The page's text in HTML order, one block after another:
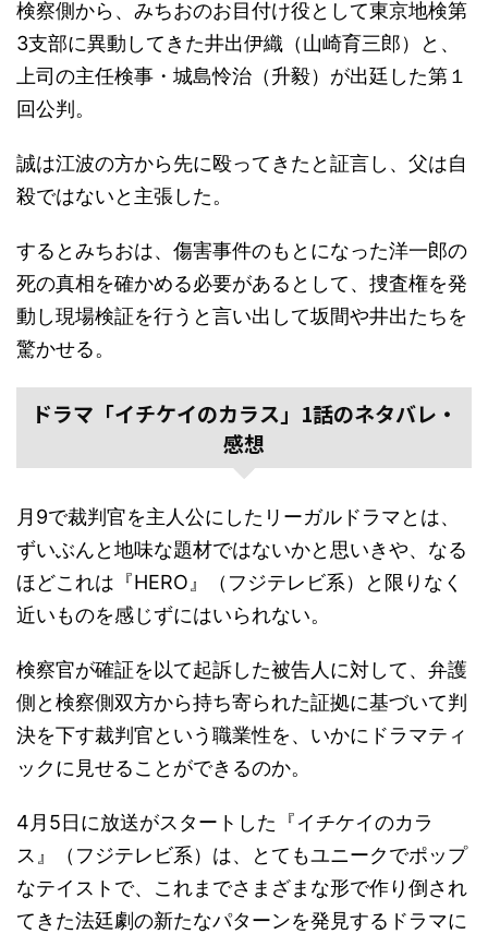
検察側から、みちおのお目付け役として東京地検第
3支部に異動してきた井出伊織（山崎育三郎）と、
上司の主任検事・城島怜治（升毅）が出廷した第１
回公判。
誠は江波の方から先に殴ってきたと証言し、父は自
殺ではないと主張した。
するとみちおは、傷害事件のもとになった洋一郎の
死の真相を確かめる必要があるとして、捜査権を発
動し現場検証を行うと言い出して坂間や井出たちを
驚かせる。
ドラマ「イチケイのカラス」1話のネタバレ・
感想
月9で裁判官を主人公にしたリーガルドラマとは、
ずいぶんと地味な題材ではないかと思いきや、なる
ほどこれは『HERO』（フジテレビ系）と限りなく
近いものを感じずにはいられない。
検察官が確証を以て起訴した被告人に対して、弁護
側と検察側双方から持ち寄られた証拠に基づいて判
決を下す裁判官という職業性を、いかにドラマティ
ックに見せることができるのか。
4月5日に放送がスタートした『イチケイのカラ
ス』（フジテレビ系）は、とてもユニークでポップ
なテイストで、これまでさまざまな形で作り倒され
てきた法廷劇の新たなパターンを発見するドラマに